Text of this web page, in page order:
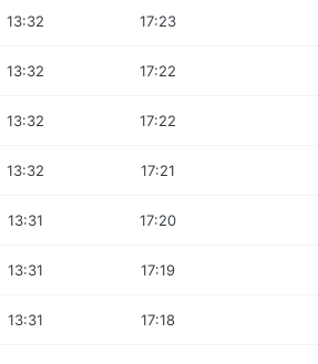
13:32 17:23
13:32 17:22
13:32 17:22
13:32 17:21
13:31 17:20
13:31 17:19
13:31 17:18